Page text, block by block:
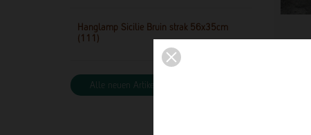
Hanglamp Sicilie Bruin strak 56x35cm
(111)
Alle neuen Artikel